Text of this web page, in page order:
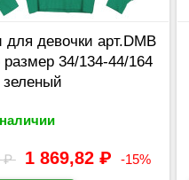
для девочки арт.DMB
размер 34/134-44/164
зеленый
₽ 1 869,82 ₽ -15%